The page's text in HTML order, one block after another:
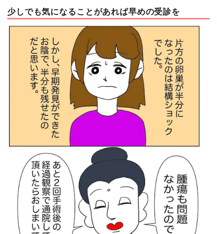
少しでも気になることがあれば早めの受診を